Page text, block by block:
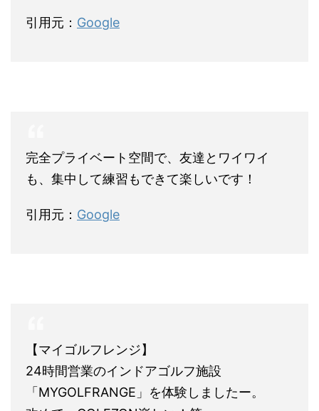
引用元： Google
完全プライベート空間で、友達とワイワイ
も、集中して練習もできて楽しいです！
引用元： Google
【マイゴルフレンジ】
24時間営業のインドアゴルフ施設
「MYGOLFRANGE」を体験しましたー。